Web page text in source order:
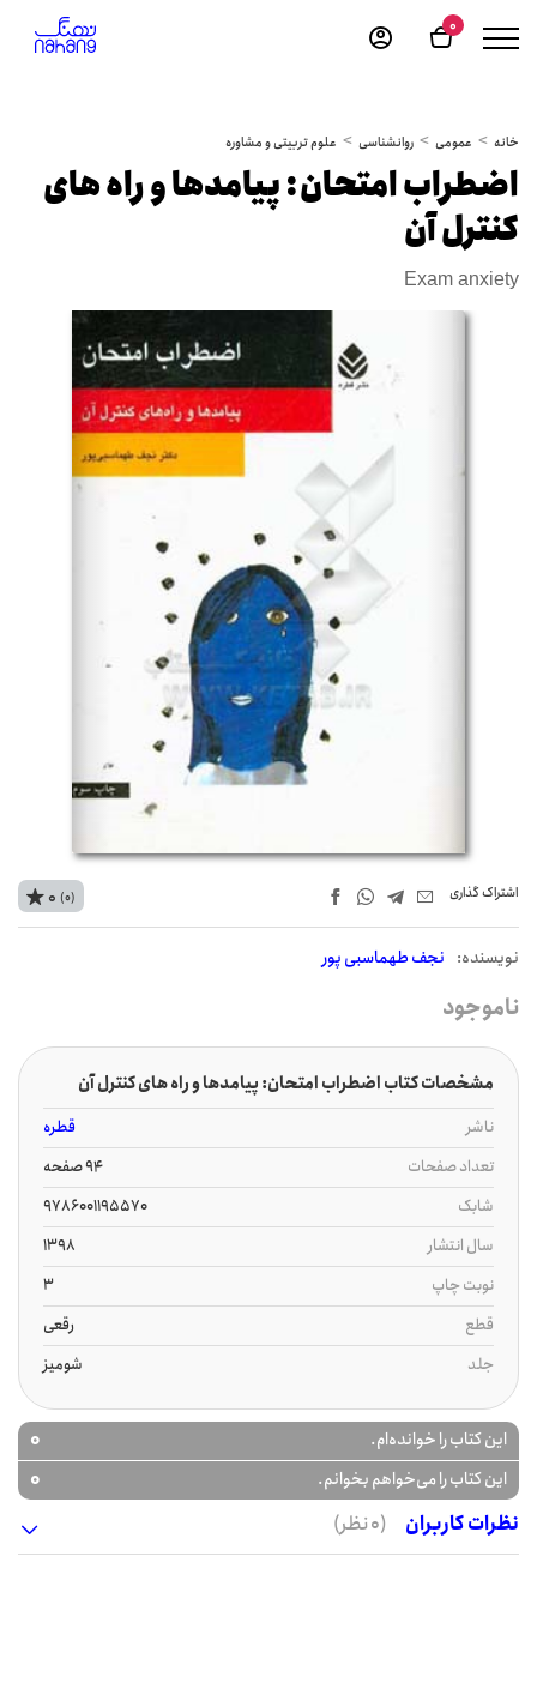
0
خانه عمومی روانشناسی علوم تربیتی و مشاوره
اضطراب امتحان: پیامدها و راه های
کنترل آن
Exam anxiety
اشتراک‌ گذاری
نويسنده: نجف طهماسبی پور
0 (0)
ناموجود
مشخصات کتاب اضطراب امتحان: پیامدها و راه های کنترل آن
ناشر
قطره
تعداد صفحات
94 صفحه
شابک
9786001195570
سال انتشار
1398
نوبت چاپ
3
قطع
رقعی
جلد
شومیز
این کتاب را خوانده‌ام. 0
این کتاب را می‌خواهم بخوانم.
0
نظرات کاربران
(0 نظر)